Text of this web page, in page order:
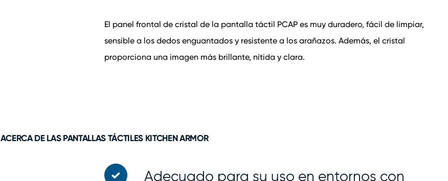
El panel frontal de cristal de la pantalla táctil PCAP es muy duradero, fácil de limpiar,
sensible a los dedos enguantados y resistente a los arañazos. Además, el cristal
proporciona una imagen más brillante, nítida y clara.
ACERCA DE LAS PANTALLAS TÁCTILES KITCHEN ARMOR
Adecuado para su uso en entornos con